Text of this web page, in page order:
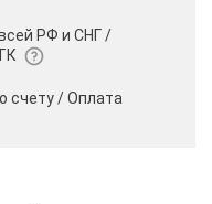
РФ и СНГ /
счету /Оплата